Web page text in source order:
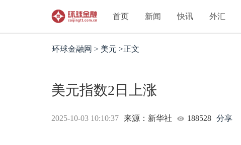
首页 新闻 快讯 外汇
环球金融网 > 美元 >正文
美元指数2日上涨
2025-10-03 10:10:37 来源：新华社 188528 分享